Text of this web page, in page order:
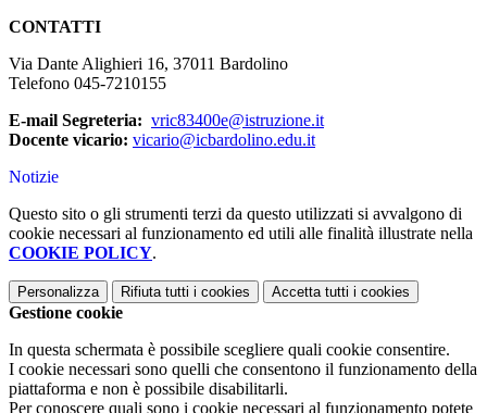
CONTATTI
Via Dante Alighieri 16, 37011 Bardolino
Telefono 045-7210155
E-mail Segreteria: vric83400e@istruzione.it
Docente vicario: vicario@icbardolino.edu.it
Notizie
Questo sito o gli strumenti terzi da questo utilizzati si avvalgono di
cookie necessari al funzionamento ed utili alle finalità illustrate nella
COOKIE POLICY.
Personalizza Rifiuta tutti i cookies Accetta tutti i cookies
Gestione cookie
In questa schermata è possibile scegliere quali cookie consentire.
I cookie necessari sono quelli che consentono il funzionamento della
piattaforma e non è possibile disabilitarli.
Per conoscere quali sono i cookie necessari al funzionamento potete